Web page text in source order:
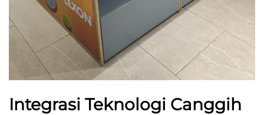
Integrasi Teknologi Canggih